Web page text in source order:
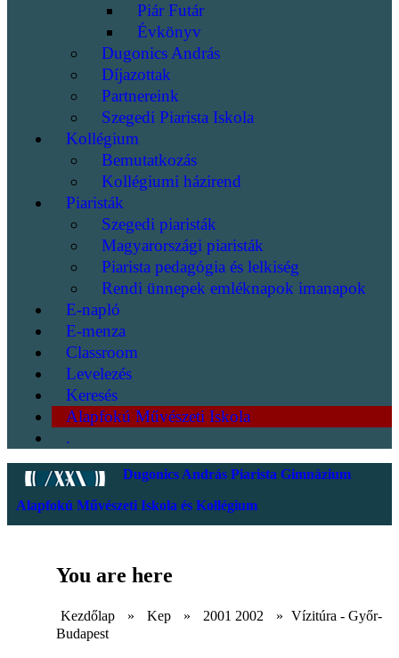
Piár Futár
Évkönyv
Dugonics András
Díjazottak
Partnereink
Szegedi Piarista Iskola
Kollégium
Bemutatkozás
Kollégiumi házirend
Piaristák
Szegedi piaristák
Magyarországi piaristák
Piarista pedagógia és lelkiség
Rendi ünnepek emléknapok imanapok
E-napló
E-menza
Classroom
Levelezés
Keresés
Alapfokú Művészeti Iskola
.
Dugonics András Piarista Gimnázium
Alapfokú Művészeti Iskola és Kollégium
You are here
Kezdőlap » Kep » 2001 2002 » Vízitúra - Győr-
Budapest